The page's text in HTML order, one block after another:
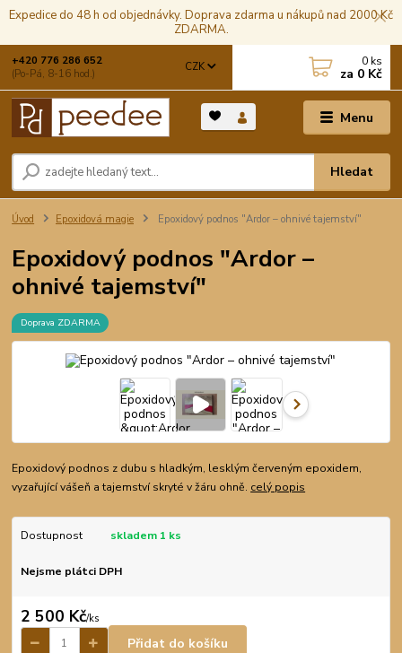
Expedice do 48 h od objednávky. Doprava zdarma u nákupů nad 2000 Kč
ZDARMA.
Menu
CZK
Hledat
+420 776 286 652
(Po-Pá, 8-16 hod.)
0 ks
za 0 Kč
Úvod Epoxidová magie Epoxidový podnos "Ardor – ohnivé tajemství"
Epoxidový podnos "Ardor –
ohnivé tajemství"
Doprava ZDARMA
Epoxidový podnos z dubu s hladkým, lesklým červeným epoxidem,
vyzařující vášeň a tajemství skryté v žáru ohně. celý popis
Dostupnost skladem 1 ks
Nejsme plátci DPH
2 500 Kč/ks
Přidat do košíku